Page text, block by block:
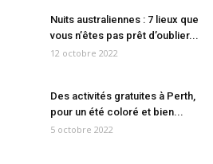
Nuits australiennes : 7 lieux que
vous n’êtes pas prêt d’oublier...
12 octobre 2022
Des activités gratuites à Perth,
pour un été coloré et bien...
5 octobre 2022